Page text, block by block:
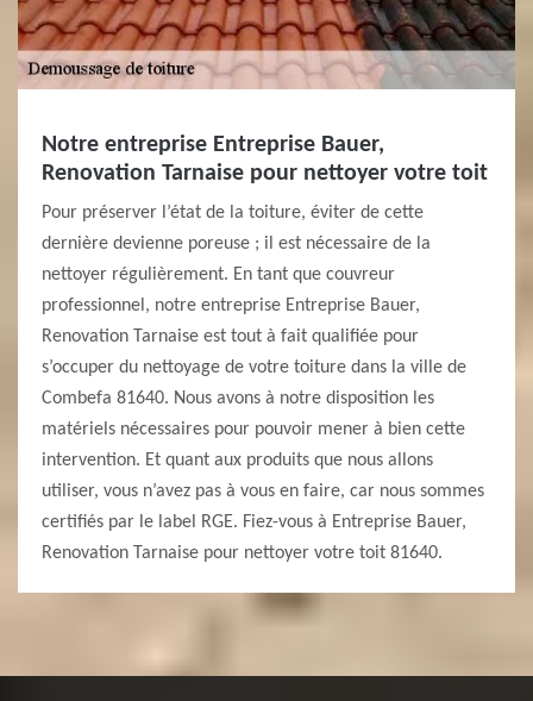
Notre entreprise Entreprise Bauer,
Renovation Tarnaise pour nettoyer votre toit
Pour préserver l’état de la toiture, éviter de cette
dernière devienne poreuse ; il est nécessaire de la
nettoyer régulièrement. En tant que couvreur
professionnel, notre entreprise Entreprise Bauer,
Renovation Tarnaise est tout à fait qualifiée pour
s’occuper du nettoyage de votre toiture dans la ville de
Combefa 81640. Nous avons à notre disposition les
matériels nécessaires pour pouvoir mener à bien cette
intervention. Et quant aux produits que nous allons
utiliser, vous n’avez pas à vous en faire, car nous sommes
certifiés par le label RGE. Fiez-vous à Entreprise Bauer,
Renovation Tarnaise pour nettoyer votre toit 81640.